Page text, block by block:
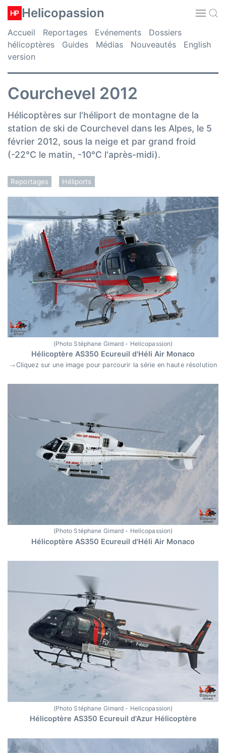
HP Helicopassion
Accueil Reportages Evénements
Dossiers
hélicoptères
Guides Médias Nouveautés
English
version
Courchevel 2012
Hélicoptères sur l'héliport de montagne de la
station de ski de Courchevel dans les Alpes, le 5
février 2012, sous la neige et par grand froid
(-22°C le matin, -10°C l'après-midi).
Reportages Héliports
(Photo Stéphane Gimard - Helicopassion)
Hélicoptère AS350 Ecureuil d'Héli Air Monaco
Cliquez sur une image pour parcourir la série en haute résolution
(Photo Stéphane Gimard - Helicopassion)
Hélicoptère AS350 Ecureuil d'Héli Air Monaco
(Photo Stéphane Gimard - Helicopassion)
Hélicoptère AS350 Ecureuil d'Azur Hélicoptère